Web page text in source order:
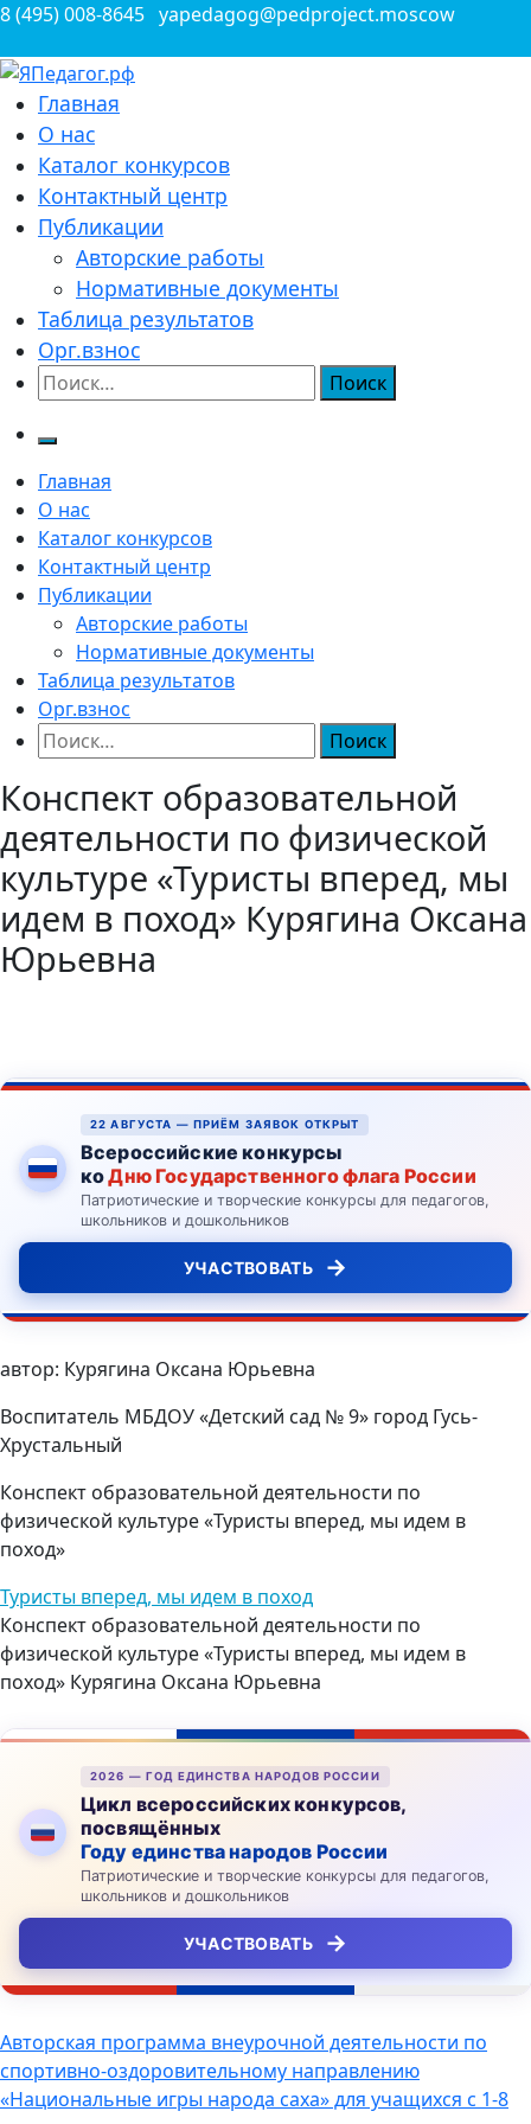
Перейти
содержимому
8 (495) 008-8645 yapedagog@pedproject.moscow
ЯПедагог.рф
Всероссийские конкурсы для педагогов
Главная
О нас
Каталог конкурсов
Контактный центр
Публикации
Авторские работы
Нормативные документы
Таблица результатов
Орг.взнос
Найти:
Главная
О нас
Каталог конкурсов
Контактный центр
Публикации
Авторские работы
Нормативные документы
Таблица результатов
Орг.взнос
Найти:
Конспект образовательной
деятельности по физической
культуре «Туристы вперед, мы
идем в поход» Курягина Оксана
Юрьевна
22 АВГУСТА — ПРИЁМ ЗАЯВОК ОТКРЫТ
Всероссийские конкурсы
коДню Государственного флага России
Патриотические и творческие конкурсы для педагогов,
школьников и дошкольников
УЧАСТВОВАТЬ →
автор: Курягина Оксана Юрьевна
Воспитатель МБДОУ «Детский сад № 9» город Гусь-
Хрустальный
Конспект образовательной деятельности по
физической культуре «Туристы вперед, мы идем в
поход»
Туристы вперед, мы идем в поход
Конспект образовательной деятельности по
физической культуре «Туристы вперед, мы идем в
поход» Курягина Оксана Юрьевна
2026 — ГОД ЕДИНСТВА НАРОДОВ РОССИИ
Цикл всероссийских конкурсов,
посвящённых
Году единства народов России
Патриотические и творческие конкурсы для педагогов,
школьников и дошкольников
УЧАСТВОВАТЬ →
Навигация
по
записям
Авторская программа внеурочной деятельности по
спортивно-оздоровительному направлению
«Национальные игры народа саха» для учащихся с 1-8